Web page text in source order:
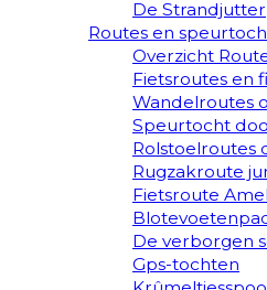
De Strandjutter
Routes en
Overzicht
Fietsroutes en
Wandelroutes
Speurtocht
Rolstoelroutes
Rugzakroute
Fietsroute
De verborgen
Gps-tochten